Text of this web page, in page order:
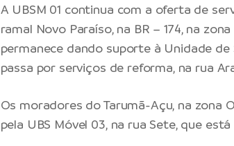
A UBSM 01 continua com a oferta de
ramal Novo Paraíso, na BR – 174, na
permanece dando suporte à Unidade
passa por serviços de reforma, na rua
Os moradores do Tarumã-Açu, na zona
pela UBS Móvel 03, na rua Sete, que